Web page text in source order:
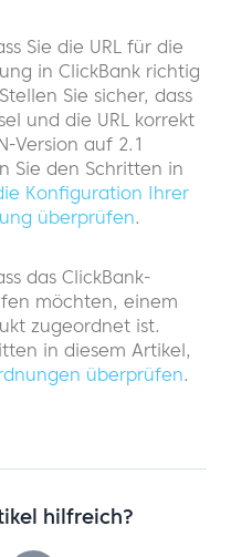
Sie die URL für die
in ClickBank richtig
Sie sicher, dass
und die URL korrekt
Version auf 2.1
Sie den Schritten in
Konfiguration Ihrer
überprüfen.
das ClickBank-
möchten, einem
zugeordnet ist.
in diesem Artikel,
überprüfen.
hilfreich?